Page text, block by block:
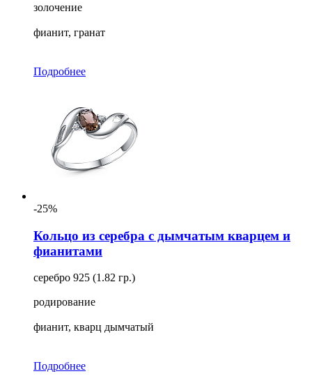
золочение
фианит, гранат
Подробнее
-25%
Кольцо из серебра с дымчатым кварцем и
фианитами
серебро 925 (1.82 гр.)
родирование
фианит, кварц дымчатый
Подробнее